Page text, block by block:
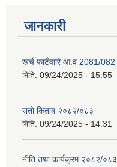
जानकारी
खर्च फाटँवारि आ.व 2081/082
मिति: 09/24/2025 - 15:55
रातो किताब २०८२/०८३
मिति: 09/24/2025 - 14:31
नीति तथा कार्यक्रम २०८२/०८३